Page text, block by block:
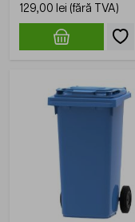
129,00 lei